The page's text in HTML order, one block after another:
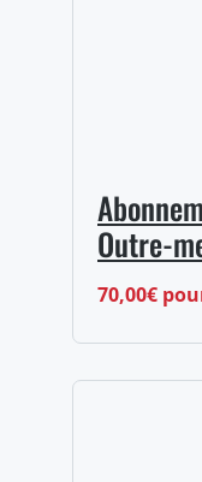
Outre-
70,00€